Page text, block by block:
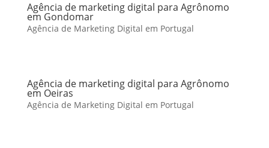
Agência de marketing digital para Agrônomo
em Gondomar
Agência de Marketing Digital em Portugal
Agência de marketing digital para Agrônomo
em Oeiras
Agência de Marketing Digital em Portugal